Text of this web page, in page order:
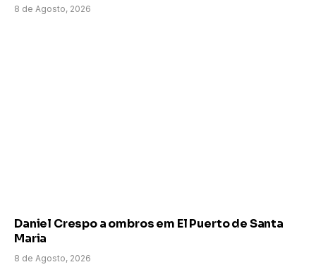
8 de Agosto, 2026
Daniel Crespo a ombros em El Puerto de Santa
Maria
8 de Agosto, 2026